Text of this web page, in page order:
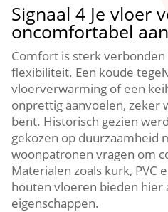
Signaal 4 Je vloer
oncomfortabel aan
Comfort is sterk
flexibiliteit.​ Een koude
vloerverwarming of een
onprettig aanvoelen, zeker
bent.​ Historisch gezien
gekozen op duurzaamheid
woonpatronen vragen om
Materialen zoals kurk, PVC
houten vloeren bieden hier
eigenschappen.​